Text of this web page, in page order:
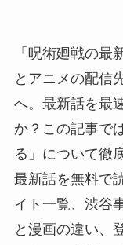
「呪術廻戦の最
とアニメの配信
へ。最新話を最
か？この記事で
る」について徹
最新話を無料で
イト一覧、渋谷
と漫画の違い、